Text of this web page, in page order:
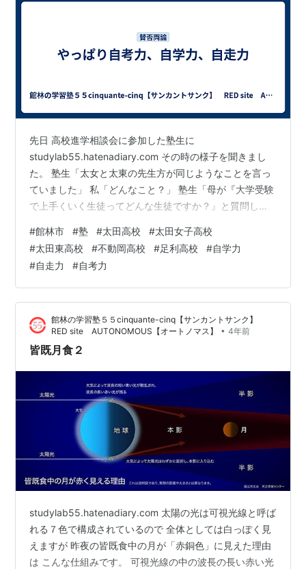
先日 高校進学相談会に参加した塾生に
studylab55.hatenadiary.com その時の様子を聞きまし
た。 塾生「太女と太東の先生方が同じようなことを言っ
ていました」 私「どんなこと？」 塾生「母が『大学受験
で上手くいく生徒ってどんな生徒ですか？』と質問した
自分のペースを確立して勉強できる生徒ですね』と言っ
ていました」 私「つまりは、自考力、自学力、自走力っ
てことだね」 塾生「あと、『そういう生徒は塾には通っ
ていましたか？』と母が質問したら、『塾通いをしてい
た生徒で上手くいった生徒は、自習型の塾に行っていま
したね。学校と同じような授…
#館林市 #塾 #太田高校 #太田女子高校
#太田東高校 #不動岡高校 #足利高校 #自学力
#自走力 #自考力
館林の学習塾５５cinquante-cinq【サンカントサンク】
RED site AUTONOMOUS【オートノマス】
• 4年前
皆既月食２
studylab55.hatenadiary.com 太陽の光は可視光線と呼ば
れる７色で構成されているので 全体としては白っぽく見
えますが 昨夜の皆既食中の月が「赤銅色」に見えた理由
は こんな仕組みです。 可視光線の中の波長の長い赤い光